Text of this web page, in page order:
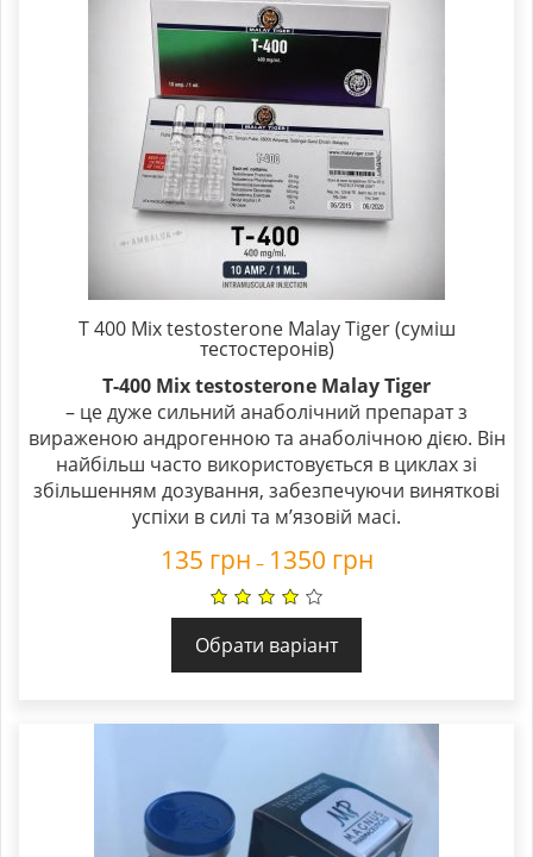
T 400 Mix testosterone Malay Tiger (суміш
тестостеронів)
T-400 Mix testosterone Malay Tiger
– це дуже сильний анаболічний препарат з
вираженою андрогенною та анаболічною дією. Він
найбільш часто використовується в циклах зі
збільшенням дозування, забезпечуючи виняткові
успіхи в силі та м’язовій масі.
135 грн – 1350 грн
Обрати варіант